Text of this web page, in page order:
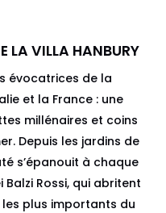
LA VILLA HANBURY
évocatrices de la
et la France : une
millénaires et coins
Depuis les jardins de
s’épanouit à chaque
Rossi, qui abritent
les plus importants du